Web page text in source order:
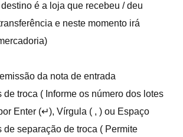
é a loja que recebeu / deu
e neste momento irá
da nota de entrada
de troca ( Informe os número dos lotes
Enter (↵), Vírgula ( , ) ou Espaço
de separação de troca ( Permite